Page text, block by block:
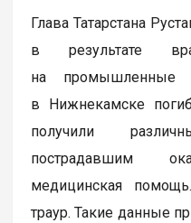
Глава Татарстана
в результате
на промышленные
в Нижнекамске
получили
пострадавшим
медицинская
траур. Такие данные